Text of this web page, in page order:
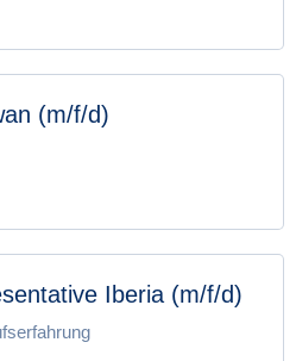
(m/f/d)
Iberia (m/f/d)